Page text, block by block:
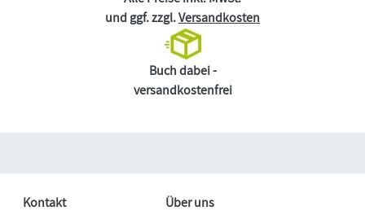
und ggf. zzgl.Versandkosten
Buch dabei -
versandkostenfrei
Kontakt
Über uns